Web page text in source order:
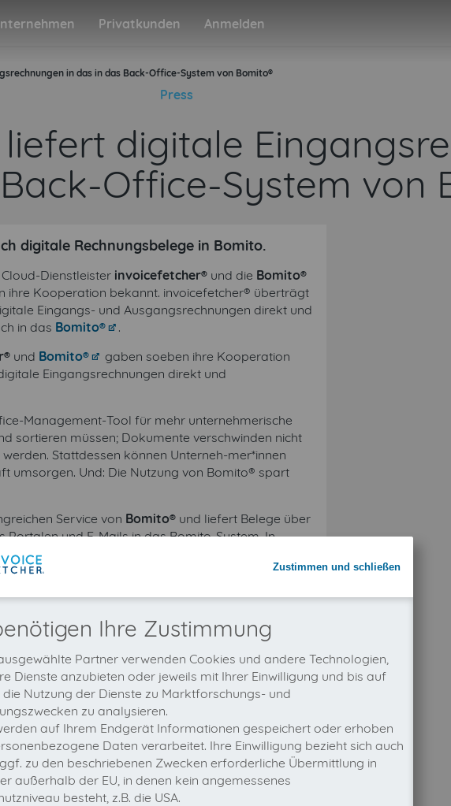
Privatkunden Anmelden
in das in das Back-Office-System von Bomito®
Press
digitale
Office-System von
digitale Rechnungsbelege in Bomito.
Dienstleister invoicefetcher® und die Bomito®
ihre Kooperation bekannt. invoicefetcher® überträgt
Eingangs- und Ausgangsrechnungen direkt und
in das Bomito®
.
und Bomito®
gaben soeben ihre Kooperation
Eingangsrechnungen direkt und
Management-Tool für mehr unternehmerische
sortieren müssen; Dokumente verschwinden nicht
Stattdessen können Unterneh-mer*innen
umsorgen. Und: Die Nutzung von Bomito® spart
Service von Bomito® und liefert Belege über
und E-Mails in das Bomito-System. In
Eingangsbelege automatisch weiterverarbeitet
von Ort und Zeit.“, erklärt Phillip Strauch,
„
ergänzt sinnvoll Systeme wie das von Bomito®.
Unser Ziel ist es, unseren Kunden mit digitalen
Strauch. Obendrein sei das Unternehmen aus
Es zeige außerdem, dass das Unternehmen
auf dem Markt etabliert seien.
– von der Steuerberatung bis zum
in der Rechnungsübermittlung.
im brandenburgischen Schönefeld und blickt
Kooperationen mit anderen Unternehmen
Zustimmen und schließen
Ihre Zustimmung
Partner verwenden Cookies und andere Technologien,
Dienste anzubieten oder jeweils mit Ihrer Einwilligung und bis auf
Nutzung der Dienste zu Marktforschungs- und
zu analysieren.
auf Ihrem Endgerät Informationen gespeichert oder erhoben
Daten verarbeitet. Ihre Einwilligung bezieht sich auch
zu den beschriebenen Zwecken erforderliche Übermittlung in
außerhalb der EU, in denen kein angemessenes
besteht, z.B. die USA.